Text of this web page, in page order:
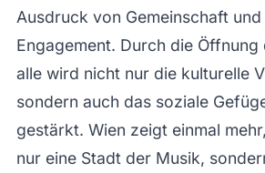
Ausdruck von Gemeinschaft und
Engagement. Durch die
alle wird nicht nur die kulturelle
sondern auch das soziale
gestärkt. Wien zeigt einmal
nur eine Stadt der Musik,